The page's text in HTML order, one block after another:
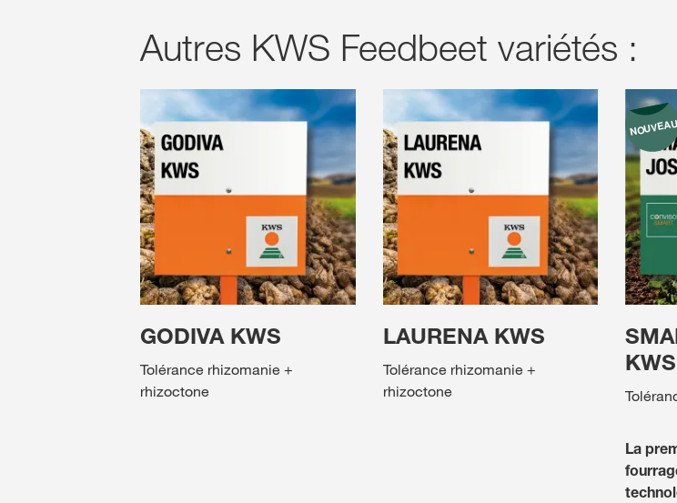
Autres KWS Feedbeet variétés :
GODIVA KWS
Tolérance rhizomanie +
rhizoctone
LAURENA KWS
Tolérance rhizomanie +
rhizoctone
KWS
La